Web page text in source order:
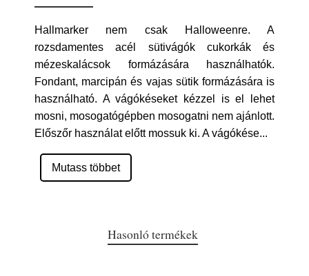
Hallmarker nem csak Halloweenre. A
rozsdamentes acél sütivágók cukorkák és
mézeskalácsok formázására használhatók.
Fondant, marcipán és vajas sütik formázására is
használható. A vágókéseket kézzel is el lehet
mosni, mosogatógépben mosogatni nem ajánlott.
Előszőr használat előtt mossuk ki. A vágókése...
Mutass többet
Hasonló termékek